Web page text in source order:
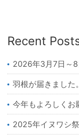
Recent
2026年3月7日～8
羽根が届きました。
今年もよろしくお
2025年イヌワシ